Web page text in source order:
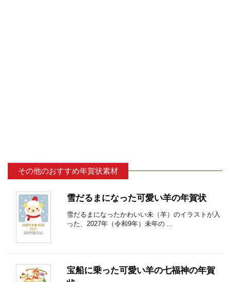
その他のおすすめ年賀状素材
雪だるまになった可愛い羊の年賀状
雪だるまになったかわいい未（羊）のイラストが入
った、2027年（令和9年）未年の ...
宝船に乗った可愛い羊の七福神の年賀